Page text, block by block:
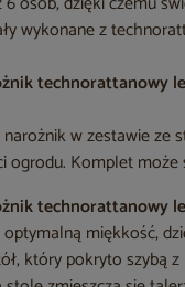
wykonane z
technorattanowy
narożnik w zestawie ze
ogrodu. Komplet może
technorattanowy
miękkość,
który pokryto szybą